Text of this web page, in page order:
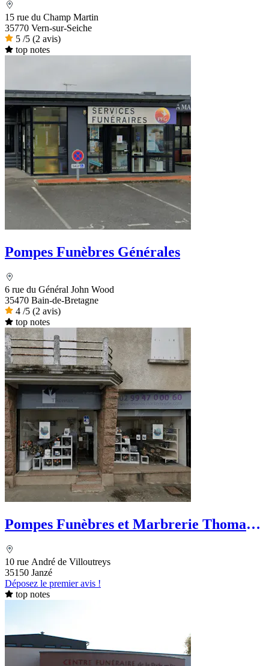
15 rue du Champ Martin
35770 Vern-sur-Seiche
5 /5 (2 avis)
top notes
Pompes Funèbres Générales
6 rue du Général John Wood
35470 Bain-de-Bretagne
4 /5 (2 avis)
top notes
Pompes Funèbres et Marbrerie Thomas -
10 rue André de Villoutreys
35150 Janzé
Déposez le premier avis !
top notes